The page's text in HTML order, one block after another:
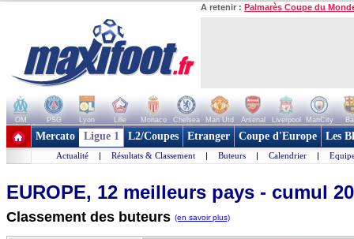
A retenir : Palmarès Coupe du
OM PSG Lyon Lille Monaco Chelsea Man Utd Arsenal Liverpool ManCity
+ de clubs
Mercato Ligue 1 L2/Coupes Etranger Coupe d'Europe Les
Actualité | Résultats & Classement | Buteurs | Calendrier |
EUROPE, 12 meilleurs pays - cumul
Classement des buteurs (en savoir plus)